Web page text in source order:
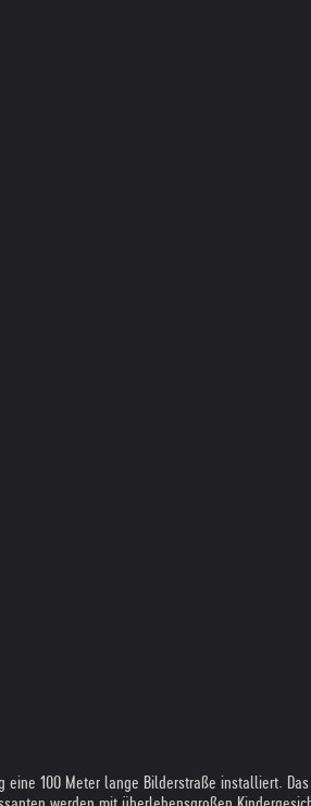
100 Meter lange Bilderstraße installiert.